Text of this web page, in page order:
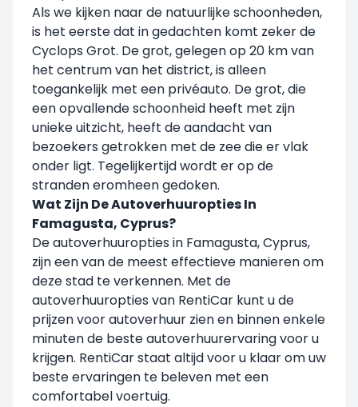
Als we kijken naar de natuurlijke schoonheden,
is het eerste dat in gedachten komt zeker de
Cyclops Grot. De grot, gelegen op 20 km van
het centrum van het district, is alleen
toegankelijk met een privéauto. De grot, die
een opvallende schoonheid heeft met zijn
unieke uitzicht, heeft de aandacht van
bezoekers getrokken met de zee die er vlak
onder ligt. Tegelijkertijd wordt er op de
stranden eromheen gedoken.
Wat Zijn De Autoverhuuropties In
Famagusta, Cyprus?
De autoverhuuropties in Famagusta, Cyprus,
zijn een van de meest effectieve manieren om
deze stad te verkennen. Met de
autoverhuuropties van RentiCar kunt u de
prijzen voor autoverhuur zien en binnen enkele
minuten de beste autoverhuurervaring voor u
krijgen. RentiCar staat altijd voor u klaar om uw
beste ervaringen te beleven met een
comfortabel voertuig.